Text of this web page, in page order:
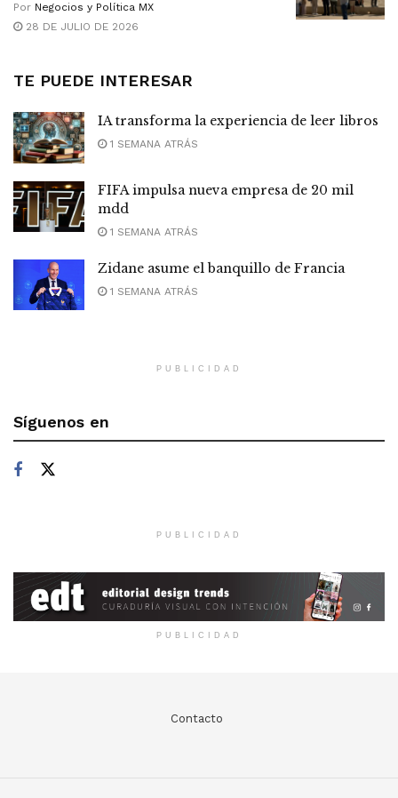
Por Negocios y Política MX
28 DE JULIO DE 2026
TE PUEDE INTERESAR
IA transforma la experiencia de leer libros
1 SEMANA ATRÁS
FIFA impulsa nueva empresa de 20 mil
mdd
1 SEMANA ATRÁS
Zidane asume el banquillo de Francia
1 SEMANA ATRÁS
PUBLICIDAD
Síguenos en
PUBLICIDAD
PUBLICIDAD
Contacto